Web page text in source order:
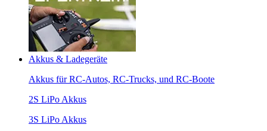
Akkus & Ladegeräte
Akkus für RC-Autos, RC-Trucks, und RC-Boote
2S LiPo Akkus
3S LiPo Akkus